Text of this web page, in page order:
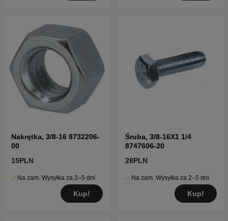
Nakrętka, 3/8-16 8732206-
00
15PLN
Na zam. Wysyłka za 2–5 dni
Kup!
Śruba, 3/8-16X1 1/4
8747606-20
28PLN
Na zam. Wysyłka za 2–5 dni
Kup!